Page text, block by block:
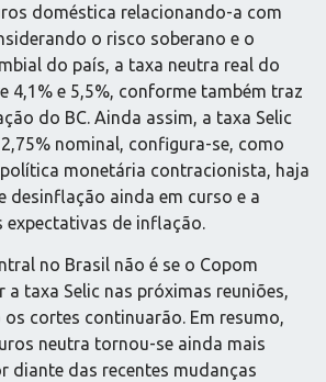
doméstica relacionando-a com
o risco soberano e o
do país, a taxa neutra real do
4,1% e 5,5%, conforme também traz
do BC. Ainda assim, a taxa Selic
nominal, configura-se, como
monetária contracionista, haja
desinflação ainda em curso e a
expectativas de inflação.
no Brasil não é se o Copom
taxa Selic nas próximas reuniões,
cortes continuarão. Em resumo,
neutra tornou-se ainda mais
diante das recentes mudanças